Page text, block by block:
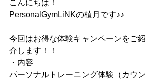
こんにちは！
PersonalGymLiNKの植月です♪♪
今回はお得な体験キャンペーンをご紹
介します！！
・内容
パーソナルトレーニング体験（カウン